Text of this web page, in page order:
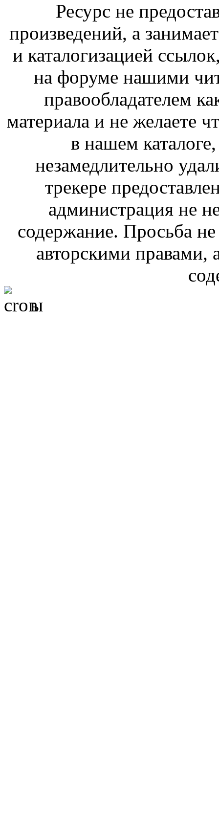
Ресурс не
произведений, а
и каталогизацией
на форуме нашими
правообладателем
материала и не желаете
в нашем
незамедлительно
трекере
администрация не
содержание. Просьба
авторскими правами,
ы